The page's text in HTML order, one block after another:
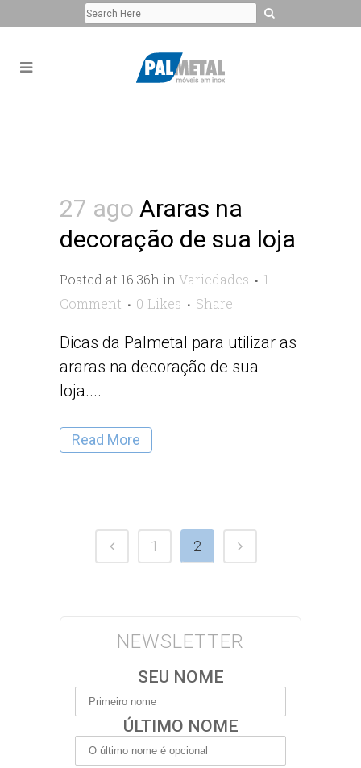
27 ago Araras na
decoração de sua loja
Posted at 16:36h in Variedades
1
Comment
0 Likes Share
Dicas da Palmetal para utilizar as
araras na decoração de sua
loja....
Read More
1 2
NEWSLETTER
SEU NOME
ÚLTIMO NOME